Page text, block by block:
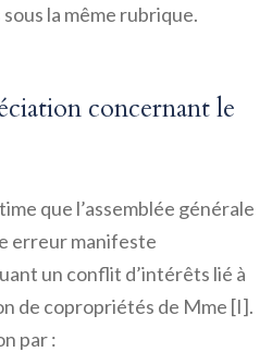
la même rubrique.
concernant le
que l’assemblée générale
erreur manifeste
un conflit d’intérêts lié à
de copropriétés de Mme [I].
par :